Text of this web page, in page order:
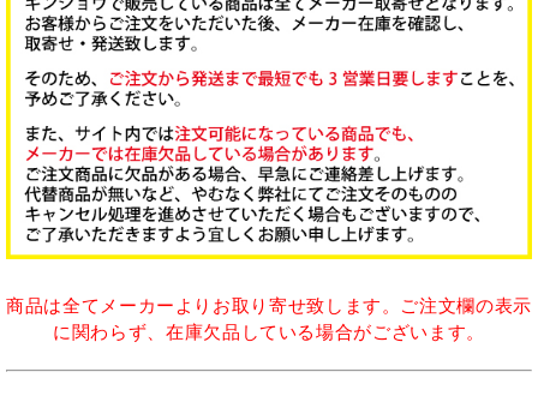
商品は全てメーカーよりお取り寄せ致します。ご注文欄の表示
に関わらず、在庫欠品している場合がございます。